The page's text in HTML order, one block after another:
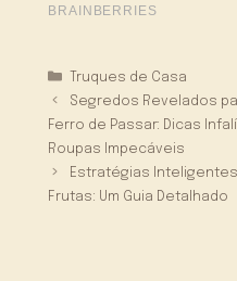
Categorias
Truques de Casa
Segredos Revelados
Ferro de Passar: Dicas
Roupas Impecáveis
Estratégias
Frutas: Um Guia Detalhado